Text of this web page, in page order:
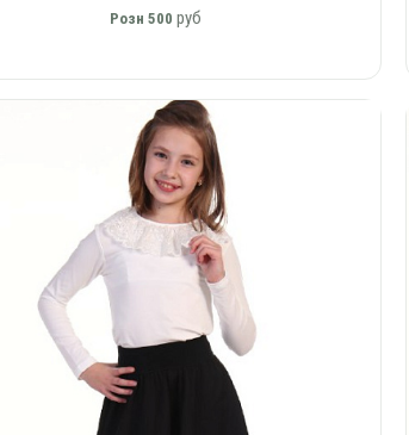
Розн 500 руб